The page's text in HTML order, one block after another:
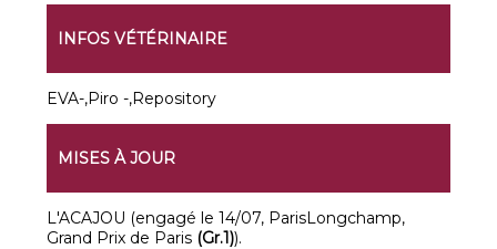
INFOS VÉTÉRINAIRE
EVA-,Piro -,Repository
MISES À JOUR
L'ACAJOU (engagé le 14/07, ParisLongchamp,
Grand Prix de Paris (Gr.1)).